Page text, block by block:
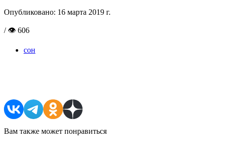
Опубликовано: 16 марта 2019 г.
/ 👁 606
сон
Вам также может понравиться